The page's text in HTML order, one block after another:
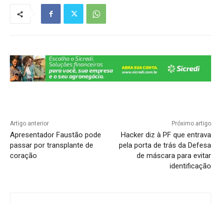
b
o
k
a
m
dI
n
Artigo anterior
Apresentador Faustão pode
passar por transplante de
coração
Próximo artigo
Hacker diz à PF que entrava
pela porta de trás da Defesa
de máscara para evitar
identificação